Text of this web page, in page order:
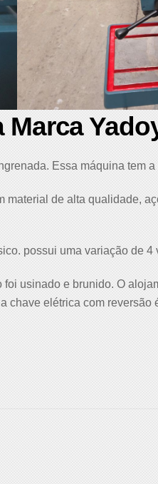
Essa máquina tem
de alta qualidade,
possui uma variação de
usinado e brunido. O
chave elétrica com reversão